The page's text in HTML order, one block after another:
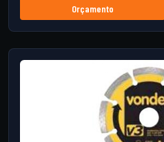
Orçamento